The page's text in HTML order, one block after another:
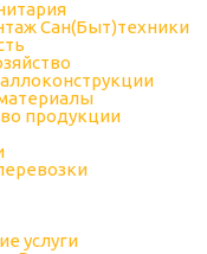
Сан(Быт)техники
продукции
услуги